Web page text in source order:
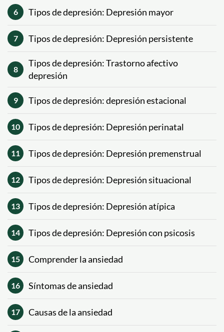
6 Tipos de depresión: Depresión mayor
7 Tipos de depresión: Depresión persistente
8
Tipos de depresión: Trastorno afectivo
depresión
9 Tipos de depresión: depresión estacional
10 Tipos de depresión: Depresión perinatal
11 Tipos de depresión: Depresión premenstrual
12 Tipos de depresión: Depresión situacional
13 Tipos de depresión: Depresión atípica
14 Tipos de depresión: Depresión con psicosis
15 Comprender la ansiedad
16 Síntomas de ansiedad
17 Causas de la ansiedad